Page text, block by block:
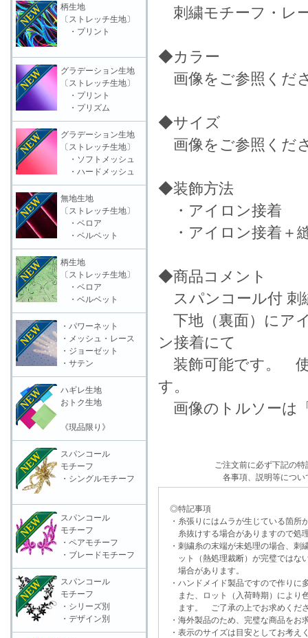
刺繍モチーフ・レ
◆カラー
画像をご参照くだ
◆サイズ
画像をご参照くだ
◆装飾方法
・アイロン接着
・アイロン接着＋
◆商品コメント
スパンコール付 刺
下地（裏面）にア
ン接着にて
装飾可能です。 使
す。
画像のトルソーは
ご注文前に必ず下記の
各事項、説明等につい
◎特記事項
・糸張りにはムラが生じている箇所
糸抜けする場合がありますので処
・刺繍糸の末端が未処理の場合、刺
ット（熱処理裁断）が完璧ではな
場合があります。
・ハンドメイド製品ですので作りに
また、ロット（入荷時期）により
ます。 ご了承の上でお求めくだ
・海外製品のため、完璧な商品をお
・表示のサイズは目安としてお考え
柄生地
〔ストレッチ生地〕
・プリント
グラデーション生地
〔ストレッチ生地〕
・プリント
・プリズム
グラデーション生地
〔ストレッチ生地〕
・ソフトメッシュ
・ハードメッシュ
無地生地
〔ストレッチ生地〕
・ベロア
・ベルベット
柄生地
〔ストレッチ生地〕
・ベロア
・ベルベット
・パワーネット
・メッシュ・レース
・ジョーゼット
・サテン
ハギレ生地
おトク生地
《現品限り》
スパンコール
モチーフ
・シングルモチーフ
スパンコール
モチーフ
・ペアモチーフ
・ブレードモチーフ
スパンコール
モチーフ
・シリーズ別
・デザイン別